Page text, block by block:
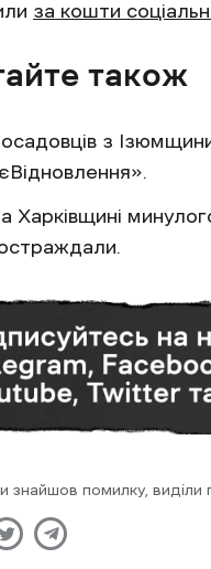
за кошти
також
з
Харківщині
знайшов помилку, виділи